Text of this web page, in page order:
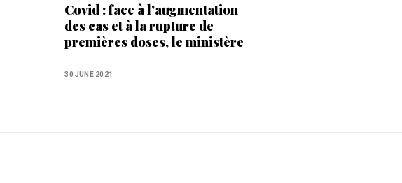
Covid : face à l’augmentation
des cas et à la rupture de
premières doses, le ministère
prudence
30 JUNE 2021